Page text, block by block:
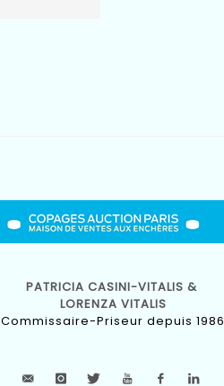
PATRICIA CASINI-VITALIS &
LORENZA VITALIS
Commissaire-Priseur depuis 1986